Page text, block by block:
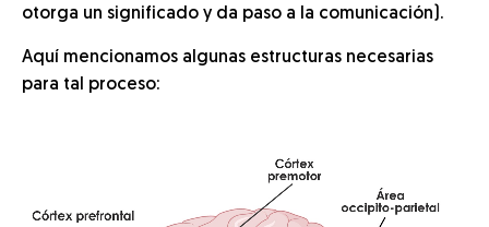
otorga un significado y da paso a la comunicación).
Aquí mencionamos algunas estructuras necesarias
para tal proceso: